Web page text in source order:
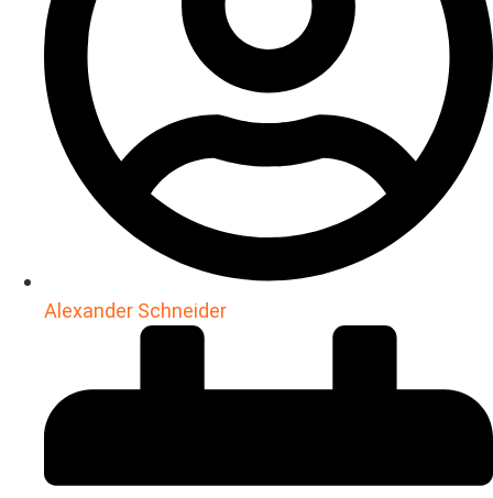
Alexander Schneider